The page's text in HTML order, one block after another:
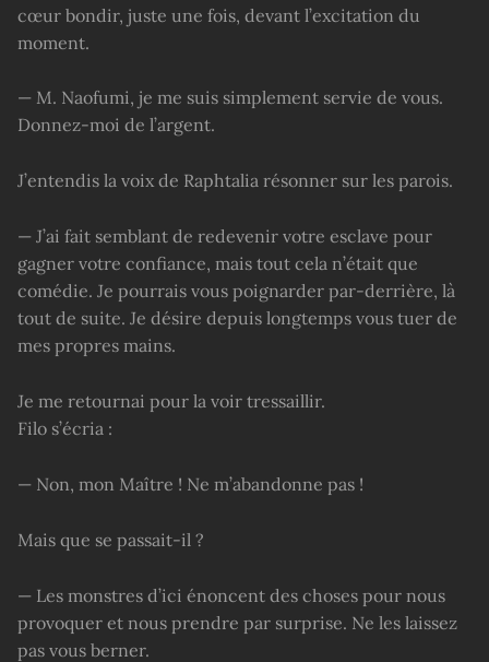
cœur bondir, juste une fois, devant l’excitation du
moment.
— M. Naofumi, je me suis simplement servie de vous.
Donnez-moi de l’argent.
J’entendis la voix de Raphtalia résonner sur les parois.
— J’ai fait semblant de redevenir votre esclave pour
gagner votre confiance, mais tout cela n’était que
comédie. Je pourrais vous poignarder par-derrière, là
tout de suite. Je désire depuis longtemps vous tuer de
mes propres mains.
Je me retournai pour la voir tressaillir.
Filo s’écria :
— Non, mon Maître ! Ne m’abandonne pas !
Mais que se passait-il ?
— Les monstres d’ici énoncent des choses pour nous
provoquer et nous prendre par surprise. Ne les laissez
pas vous berner.